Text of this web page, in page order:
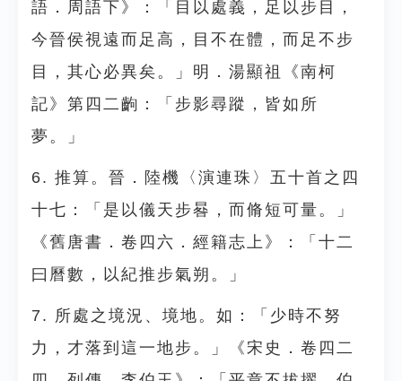
語．周語下》：「目以處義，足以步目，
今晉侯視遠而足高，目不在體，而足不步
目，其心必異矣。」明．湯顯祖《南柯
記》第四二齣：「步影尋蹤，皆如所
夢。」
6. 推算。晉．陸機〈演連珠〉五十首之四
十七：「是以儀天步晷，而脩短可量。」
《舊唐書．卷四六．經籍志上》：「十二
曰曆數，以紀推步氣朔。」
7. 所處之境況、境地。如：「少時不努
力，才落到這一地步。」《宋史．卷四二